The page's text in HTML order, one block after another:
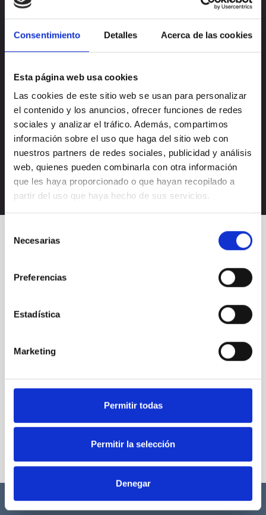
Consentimiento Detalles Acerca de las cookies
Esta página web usa cookies
Las cookies de este sitio web se usan para personalizar
el contenido y los anuncios, ofrecer funciones de redes
sociales y analizar el tráfico. Además, compartimos
información sobre el uso que haga del sitio web con
nuestros partners de redes sociales, publicidad y análisis
web, quienes pueden combinarla con otra información
que les haya proporcionado o que hayan recopilado a
partir del uso que haya hecho de sus servicios.
Necesarias
Preferencias
Estadística
Marketing
Permitir todas
Permitir la selección
Denegar
Acepto lapolítica de privacidad
Acepto recibir novedades de